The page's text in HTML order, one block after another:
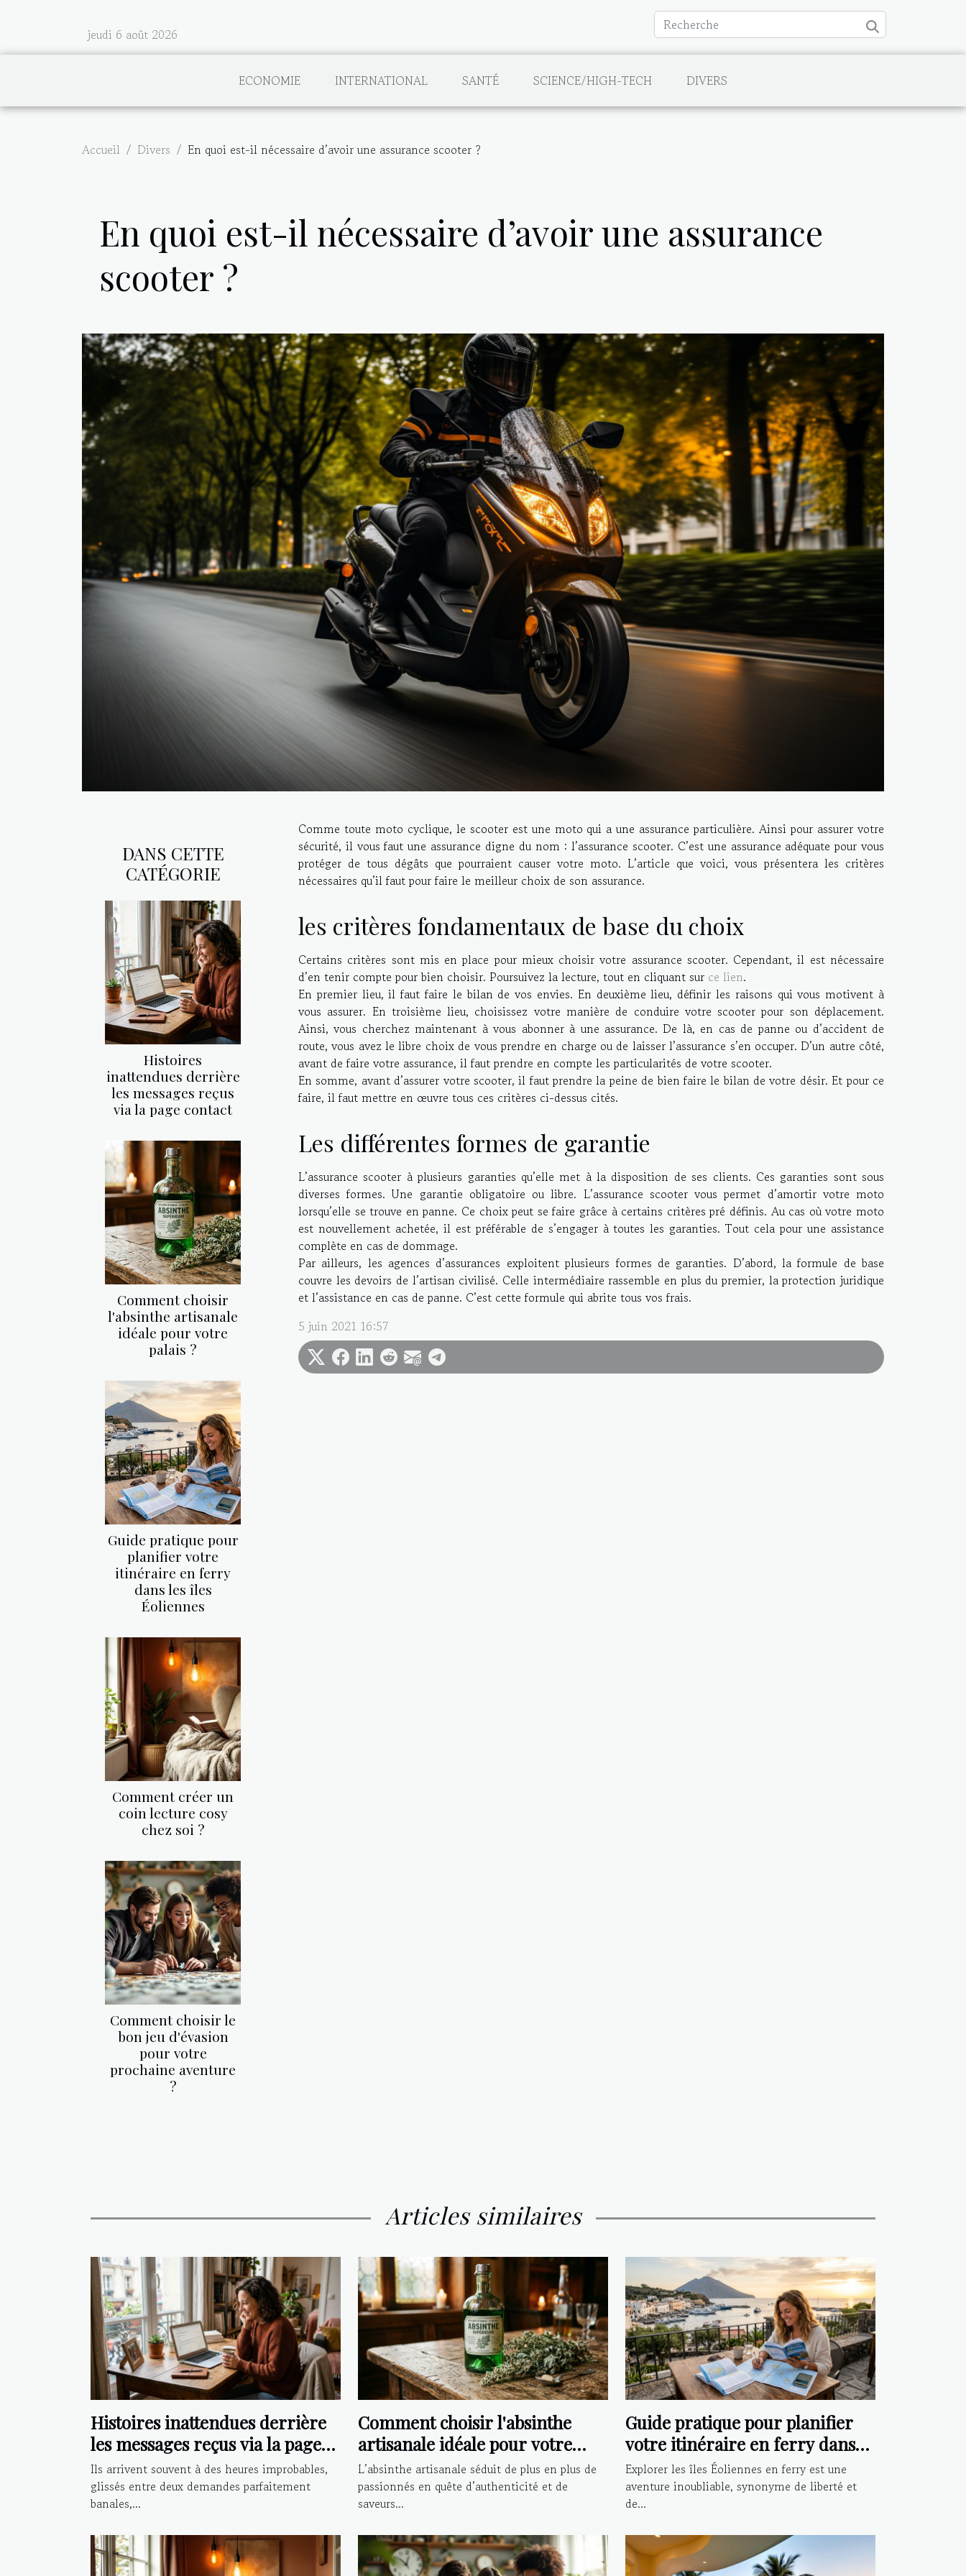
jeudi 6 août 2026
ECONOMIE INTERNATIONAL SANTÉ SCIENCE/HIGH-TECH DIVERS
Accueil Divers En quoi est-il nécessaire d’avoir une assurance scooter ?
En quoi est-il nécessaire d’avoir une assurance
scooter ?
DANS CETTE
CATÉGORIE
Histoires
inattendues derrière
les messages reçus
via la page contact
Comment choisir
l'absinthe artisanale
idéale pour votre
palais ?
Guide pratique pour
planifier votre
itinéraire en ferry
dans les îles
Éoliennes
Comment créer un
coin lecture cosy
chez soi ?
Comment choisir le
bon jeu d'évasion
pour votre
prochaine aventure
?
Comme toute moto cyclique, le scooter est une moto qui a une assurance particulière. Ainsi pour assurer votre
sécurité, il vous faut une assurance digne du nom : l’assurance scooter. C’est une assurance adéquate pour vous
protéger de tous dégâts que pourraient causer votre moto. L’article que voici, vous présentera les critères
nécessaires qu’il faut pour faire le meilleur choix de son assurance.
les critères fondamentaux de base du choix
Certains critères sont mis en place pour mieux choisir votre assurance scooter. Cependant, il est nécessaire
d’en tenir compte pour bien choisir. Poursuivez la lecture, tout en cliquant sur ce lien.
En premier lieu, il faut faire le bilan de vos envies. En deuxième lieu, définir les raisons qui vous motivent à
vous assurer. En troisième lieu, choisissez votre manière de conduire votre scooter pour son déplacement.
Ainsi, vous cherchez maintenant à vous abonner à une assurance. De là, en cas de panne ou d’accident de
route, vous avez le libre choix de vous prendre en charge ou de laisser l’assurance s’en occuper. D’un autre côté,
avant de faire votre assurance, il faut prendre en compte les particularités de votre scooter.
En somme, avant d’assurer votre scooter, il faut prendre la peine de bien faire le bilan de votre désir. Et pour ce
faire, il faut mettre en œuvre tous ces critères ci-dessus cités.
Les différentes formes de garantie
L’assurance scooter à plusieurs garanties qu’elle met à la disposition de ses clients. Ces garanties sont sous
diverses formes. Une garantie obligatoire ou libre. L’assurance scooter vous permet d’amortir votre moto
lorsqu’elle se trouve en panne. Ce choix peut se faire grâce à certains critères pré définis. Au cas où votre moto
est nouvellement achetée, il est préférable de s’engager à toutes les garanties. Tout cela pour une assistance
complète en cas de dommage.
Par ailleurs, les agences d’assurances exploitent plusieurs formes de garanties. D’abord, la formule de base
couvre les devoirs de l’artisan civilisé. Celle intermédiaire rassemble en plus du premier, la protection juridique
et l’assistance en cas de panne. C’est cette formule qui abrite tous vos frais.
5 juin 2021 16:57
Articles similaires
Histoires inattendues derrière
les messages reçus via la page
contact
Ils arrivent souvent à des heures improbables,
glissés entre deux demandes parfaitement
banales,...
Comment choisir l'absinthe
artisanale idéale pour votre
palais ?
L’absinthe artisanale séduit de plus en plus de
passionnés en quête d’authenticité et de
saveurs...
Guide pratique pour planifier
votre itinéraire en ferry dans
les îles Éoliennes
Explorer les îles Éoliennes en ferry est une
aventure inoubliable, synonyme de liberté et
de...